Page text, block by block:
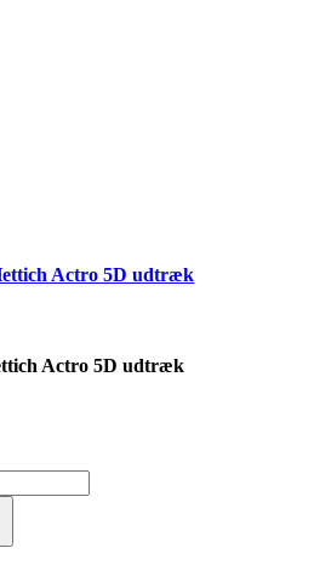
Actro 5D udtræk
Actro 5D udtræk